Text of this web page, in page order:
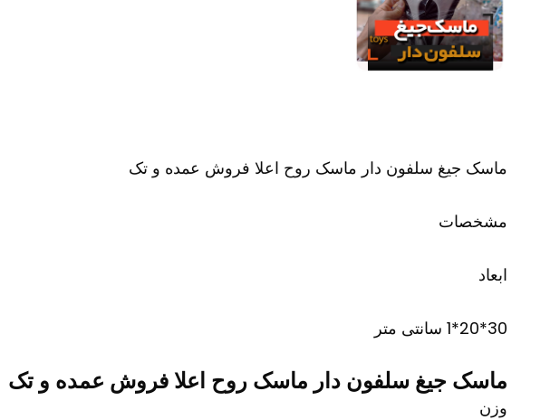
ماسک جیغ سلفون دار ماسک روح اعلا فروش عمده و تک
مشخصات
ابعاد
30*20*1 سانتی متر
ماسک جیغ سلفون دار ماسک روح اعلا فروش عمده و تک
وزن